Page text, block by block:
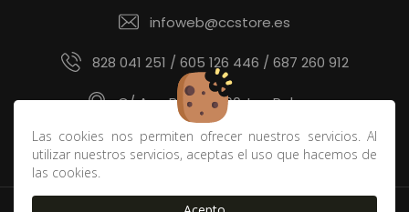
Las cookies nos permiten ofrecer nuestros servicios. Al
utilizar nuestros servicios, aceptas el uso que hacemos de
las cookies.
infoweb@ccstore.es
828 041 251 / 605 126 446 / 687 260 912
C/ Ana Benítez 60, Las Palmas